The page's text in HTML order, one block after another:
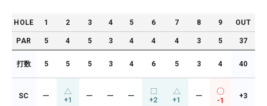
HOLE 1 2 3 4 5 6 7 8 9 OUT
PAR 5 4 5 3 4 4 4 3 5 37
打数 5 5 5 3 4 6 5 3 4 40
SC ー +1 ー ー ー +2 +1 ー
-1
+3